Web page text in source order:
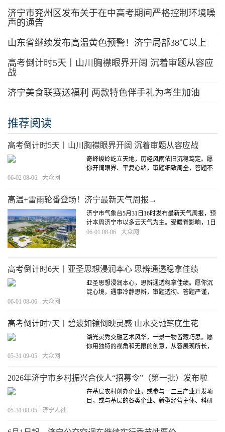
济宁市兖州区发布关于在中高考期间严格控制环境噪
声的通告
山东省继续发布高温黄色预警！济宁局部38℃以上
高考倒计时5天丨山川胸襟眼界开阔 沉着审题从容应
战
济宁美食联赛送福利 两款特色伴手礼为考生加油
推荐阅读
高考倒计时5天丨山川胸襟眼界开阔 沉着审题从容应战
奇峰峻岭屹立天地，历经风雨依旧沉稳笃定。愿
你开阔眼界、平复心绪，审题细致周全，答题不
06-02 08-06 大众网
高温+雷雨轮番登场！济宁最新天气周报→
济宁市气象台5月31日16时发布最新天气周报，预
计本周济宁市以多云天气为主。受暖脊影响，1日
至3日有高温天气，最高气温35℃左右，局部可达
06-01 08-06 大众网
高考倒计时6天丨亚圣思想浸润本心 思辨通透稳拿佳绩
亚圣思想浸润本心，思辨通透稳拿佳绩。愿你沉
淀心境，遇事冷静思辨，审题透彻、答题严谨，
06-01 08-06 大众网
高考倒计时7天丨碧波如镜倒映灵感 山水交融笔底生花
湖光灵秀交融艺术风华，一景一物皆藏巧思。愿
你用独特的视角和无限的创意，从容展现所长，
05-31 09-05 大众网
2026年济宁市乡村振兴合伙人“招募令”（第一批）发布啦
在基层农村创办企业，或参与一二三产业开发项
目，或与基层的各类企业、新型经营主体、科研
均可成为乡村振兴合伙人。 [详细]
05-31 08-05 济宁人社